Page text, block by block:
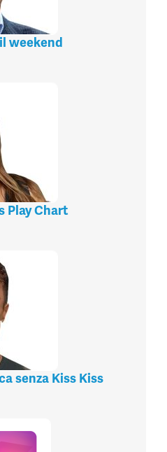
weekend
Play Chart
senza Kiss Kiss